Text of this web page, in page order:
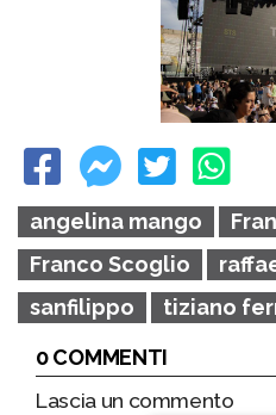
angelina mango
Franco Scoglio
sanfilippo
tiziano
0 COMMENTI
Lascia un commento